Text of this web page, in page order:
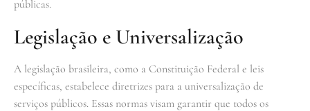
públicas.
Legislação e Universalização
A legislação brasileira, como a Constituição Federal e leis
específicas, estabelece diretrizes para a universalização de
serviços públicos. Essas normas visam garantir que todos os